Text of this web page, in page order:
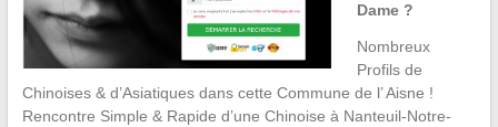
Dame ?
Nombreux
Profils de
Chinoises & d’Asiatiques dans cette Commune de l’ Aisne !
Rencontre Simple & Rapide d’une Chinoise à Nanteuil-Notre-